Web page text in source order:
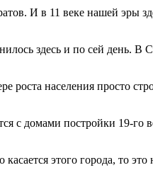
И в 11 веке нашей эры
здесь и по сей день. В
населения просто
с домами постройки 19-
этого города, то